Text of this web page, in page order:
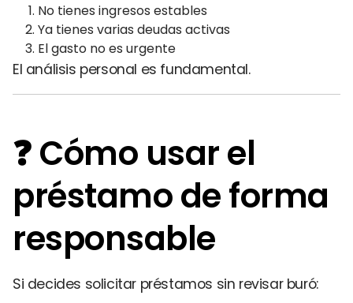
No tienes ingresos estables
Ya tienes varias deudas activas
El gasto no es urgente
El análisis personal es fundamental.
❓ Cómo usar el
préstamo de forma
responsable
Si decides solicitar préstamos sin revisar buró: